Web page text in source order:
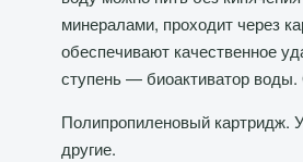
минералами, проходит через
обеспечивают качественное
ступень — биоактиватор
Полипропиленовый картридж.
другие.